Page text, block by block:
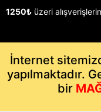
1250₺ üzeri
İnternet
yapılmaktadır.
bir